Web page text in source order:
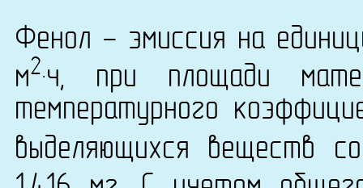
Фенол - эмиссия на
м2·ч, при площади
температурного
выделяющихся веществ